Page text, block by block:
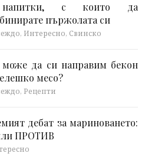
с които да
пържолата си
Интересно, Свинско
да си направим бекон
месо?
Рецепти
дебат за мариноването:
ПРОТИВ